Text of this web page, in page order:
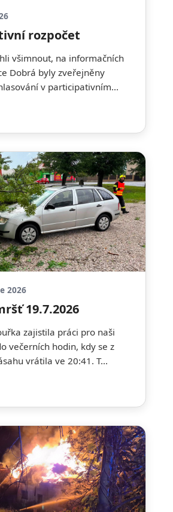
rozpočet
všimnout, na informačních
Dobrá byly zveřejněny
v participativním...
2026
19.7.2026
zajistila práci pro naši
večerních hodin, kdy se z
vrátila ve 20:41. T...